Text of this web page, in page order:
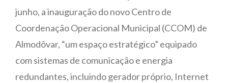
junho, a inauguração do novo Centro de
Coordenação Operacional Municipal (CCOM) de
Almodôvar, “um espaço estratégico” equipado
com sistemas de comunicação e energia
redundantes, incluindo gerador próprio, Internet